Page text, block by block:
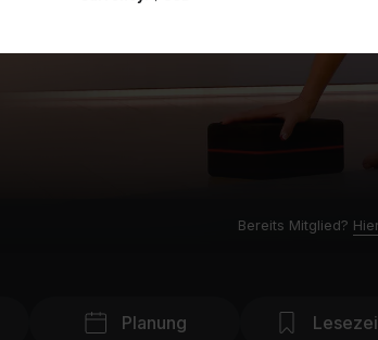
Bereits Mitglied?
Planung